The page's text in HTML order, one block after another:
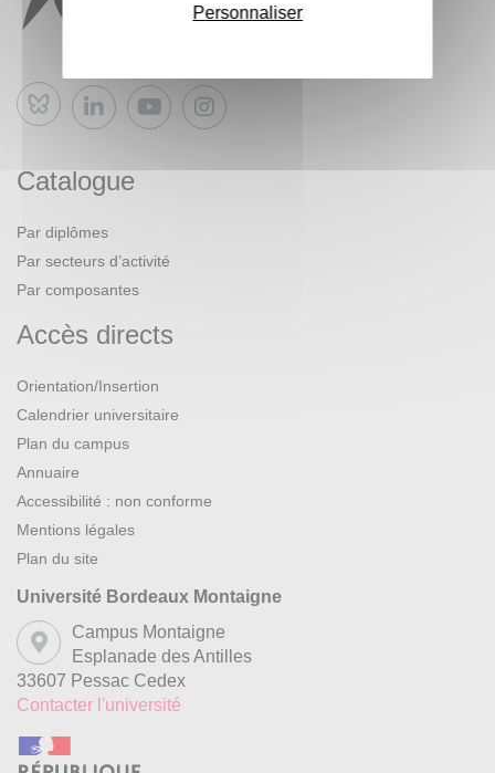
Bluesky
Catalogue
Par diplômes
Par secteurs d’activité
Par composantes
Accès directs
Orientation/Insertion
Calendrier universitaire
Plan du campus
Annuaire
Accessibilité : non conforme
Mentions légales
Plan du site
Université Bordeaux Montaigne
Campus Montaigne
Esplanade des Antilles
33607 Pessac Cedex
Contacter l'université
Personnaliser